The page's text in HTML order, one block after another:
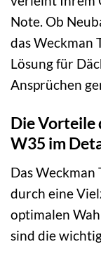
Note. Ob
das Weckman
Lösung für
Ansprüchen
Die Vorteile
W35 im
Das Weckman
durch eine
optimalen
sind die